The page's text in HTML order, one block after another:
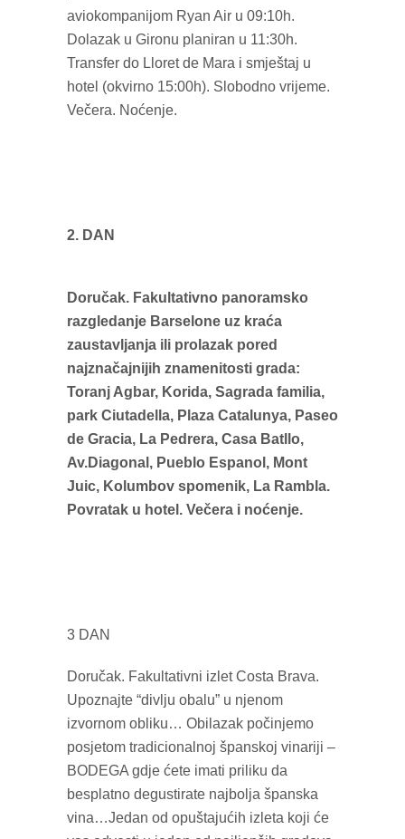
aviokompanijom Ryan Air u 09:10h.
Dolazak u Gironu planiran u 11:30h.
Transfer do Lloret de Mara i smještaj u
hotel (okvirno 15:00h). Slobodno vrijeme.
Večera. Noćenje.
2. DAN
Doručak. Fakultativno panoramsko
razgledanje Barselone uz kraća
zaustavljanja ili prolazak pored
najznačajnijih znamenitosti grada:
Toranj Agbar, Korida, Sagrada familia,
park Ciutadella, Plaza Catalunya, Paseo
de Gracia, La Pedrera, Casa Batllo,
Av.Diagonal, Pueblo Espanol, Mont
Juic, Kolumbov spomenik, La Rambla.
Povratak u hotel. Večera i noćenje.
3 DAN
Doručak. Fakultativni izlet Costa Brava.
Upoznajte “divlju obalu” u njenom
izvornom obliku… Obilazak počinjemo
posjetom tradicionalnoj španskoj vinariji –
BODEGA gdje ćete imati priliku da
besplatno degustirate najbolja španska
vina…Jedan od opuštajućih izleta koji će